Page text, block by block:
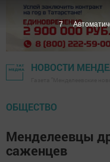
НОВОСТИ
ОБЩЕСТВО
Менделеевцы
саженцев
6